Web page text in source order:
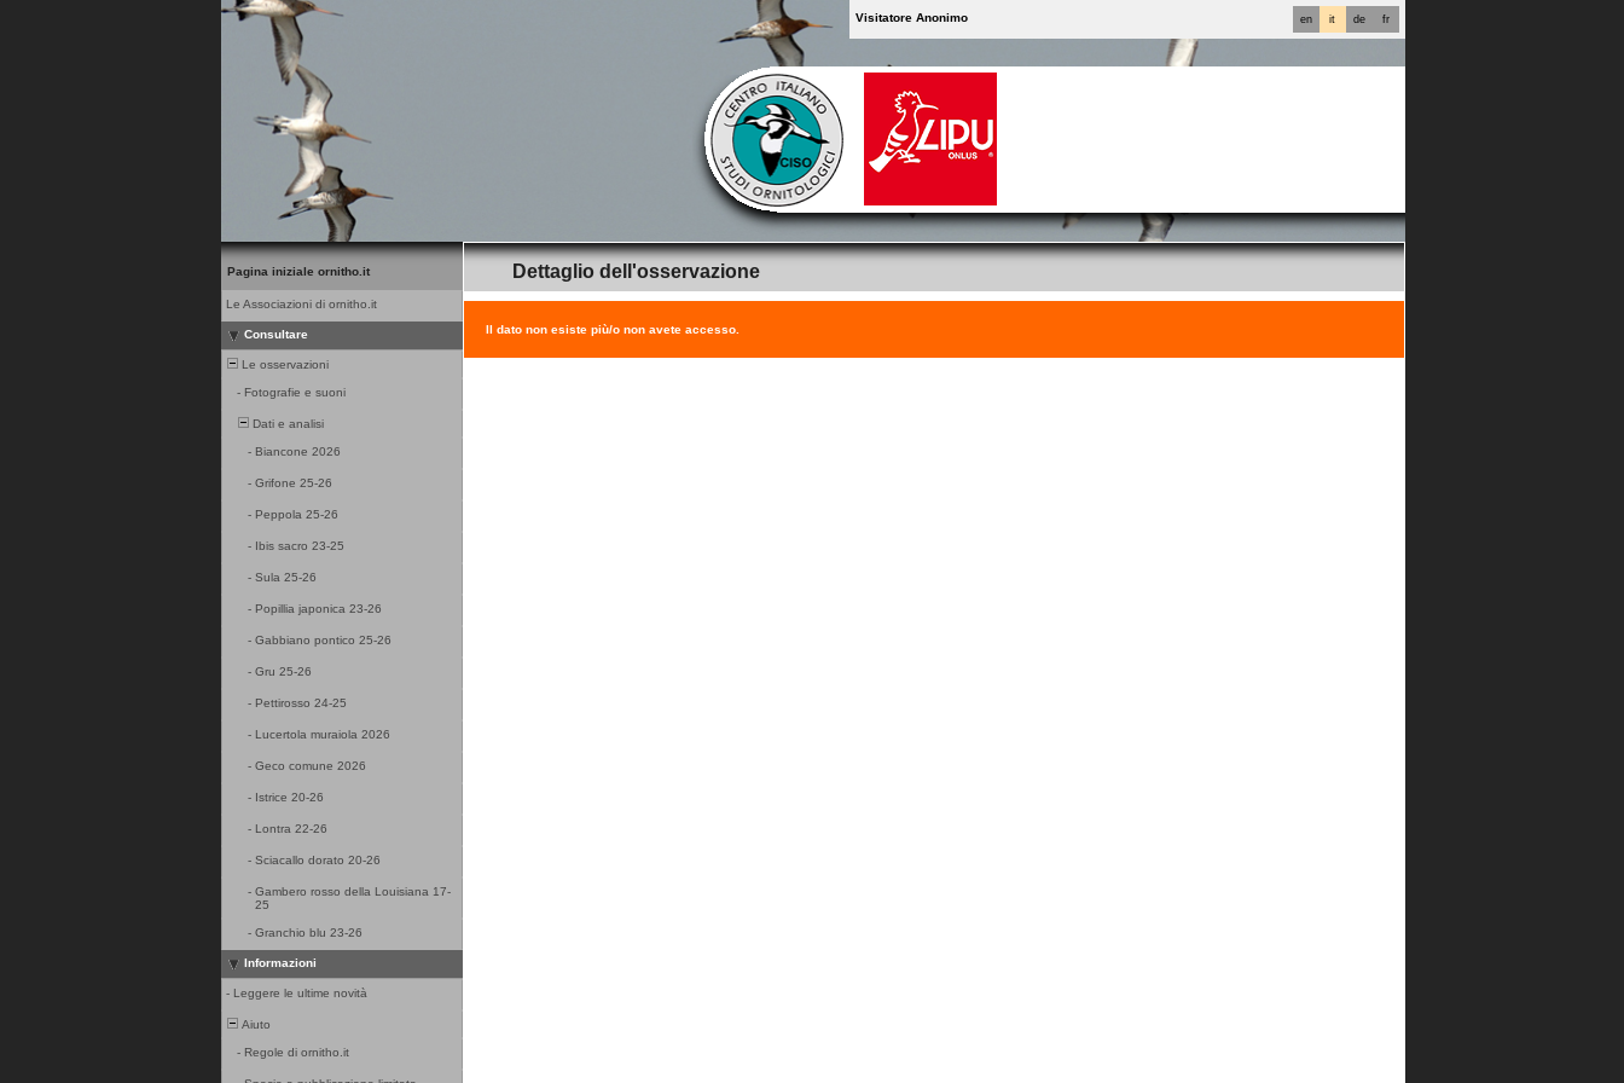
fr
de
it
en
Visitatore Anonimo
Pagina iniziale ornitho.it
Le Associazioni di ornitho.it
Consultare
Le osservazioni
- Fotografie e suoni
Dati e analisi
- Biancone 2026
- Grifone 25-26
- Peppola 25-26
- Ibis sacro 23-25
- Sula 25-26
- Popillia japonica 23-26
- Gabbiano pontico 25-26
- Gru 25-26
- Pettirosso 24-25
- Lucertola muraiola 2026
- Geco comune 2026
- Istrice 20-26
- Lontra 22-26
- Sciacallo dorato 20-26
- Gambero rosso della Louisiana 17-
25
- Granchio blu 23-26
Informazioni
- Leggere le ultime novità
Aiuto
- Regole di ornitho.it
Dettaglio dell'osservazione
Il dato non esiste più/o non avete accesso.